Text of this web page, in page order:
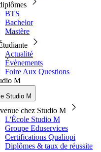
BTS
Bachelor
Mastère
Actualité
Évènements
Foire Aux Questions
M
Studio M
chez Studio M
L'École Studio M
Groupe Eduservices
Certifications Qualiopi
Diplômes & taux de réussite